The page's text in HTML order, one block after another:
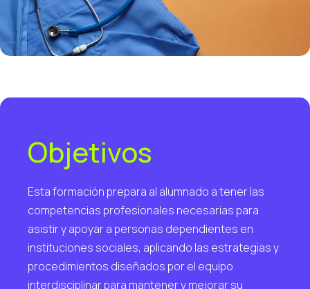
Objetivos
Esta formación prepara al alumnado a tener las
competencias profesionales necesarias para
asistir y apoyar a personas dependientes en
instituciones sociales, aplicando las estrategias y
procedimientos diseñados por el equipo
interdisciplinar para mantener y mejorar su